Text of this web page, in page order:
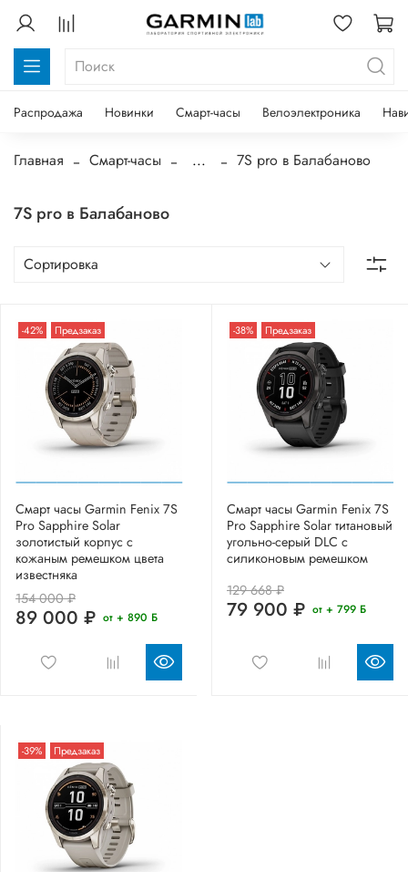
Распродажа Новинки Смарт-часы Велоэлектроника
Главная Смарт-часы ... 7S pro в Балабаново
7S pro в Балабаново
-42% Предзаказ
Смарт часы Garmin Fenix 7S
Pro Sapphire Solar
золотистый корпус с
кожаным ремешком цвета
известняка
154 000 ₽
89 000 ₽ от + 890 Б
-38% Предзаказ
Смарт часы Garmin Fenix 7S
Pro Sapphire Solar титановый
угольно-серый DLC с
силиконовым ремешком
129 668 ₽
79 900 ₽ от + 799 Б
-39% Предзаказ